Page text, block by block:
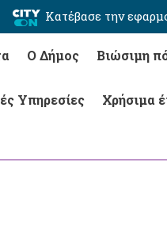
Κατέβασε την
Ο Δήμος Βιώσιμη
Υπηρεσίες Χρήσιμα